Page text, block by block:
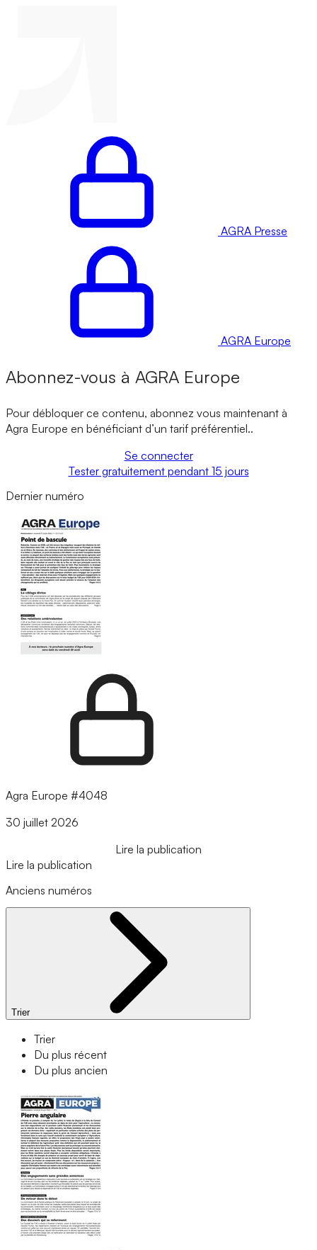
AGRA Presse
AGRA Europe
Abonnez-vous à AGRA Europe
Pour débloquer ce contenu, abonnez vous maintenant à
Agra Europe en bénéficiant d’un tarif préférentiel..
Se connecter
Tester gratuitement pendant 15 jours
Dernier numéro
Agra Europe #4048
30 juillet 2026
Lire la publication
Lire la publication
Anciens numéros
Trier
Trier
Du plus récent
Du plus ancien